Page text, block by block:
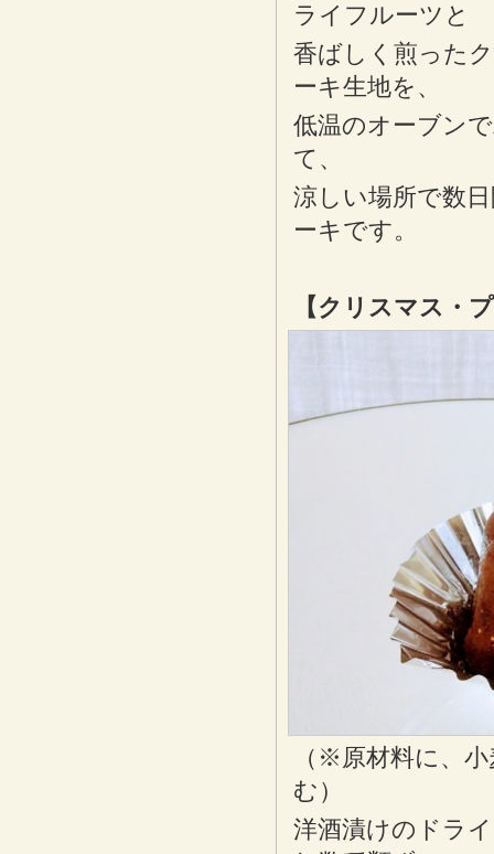
ライフルーツと
香ばしく煎った
ーキ生地を、
低温のオーブン
て、
涼しい場所で数
ーキです。
【クリスマス・
（※原材料に、
む）
洋酒漬けのドラ